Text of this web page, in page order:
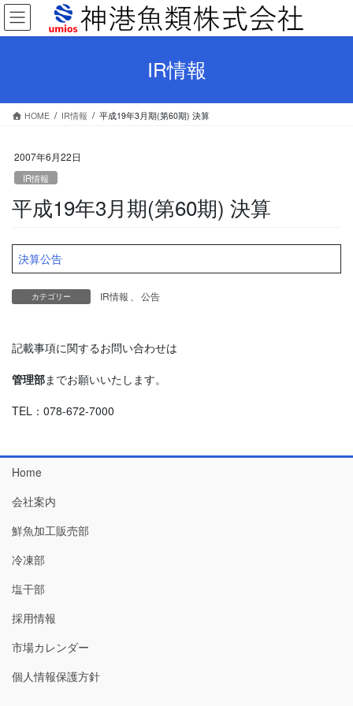
コ
ン
テ
ス
ナ
ビ
ゲ
ン
IR情報
HOME IR情報 平成19年3月期(第60期) 決算
2007年6月22日
IR情報
平成19年3月期(第60期) 決算
決算公告
カテゴリー IR情報 公告
記載事項に関するお問い合わせは
管理部までお願いいたします。
TEL：078-672-7000
Home
会社案内
鮮魚加工販売部
冷凍部
塩干部
採用情報
市場カレンダー
個人情報保護方針